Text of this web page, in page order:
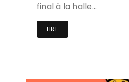
final à la halle…
LIRE